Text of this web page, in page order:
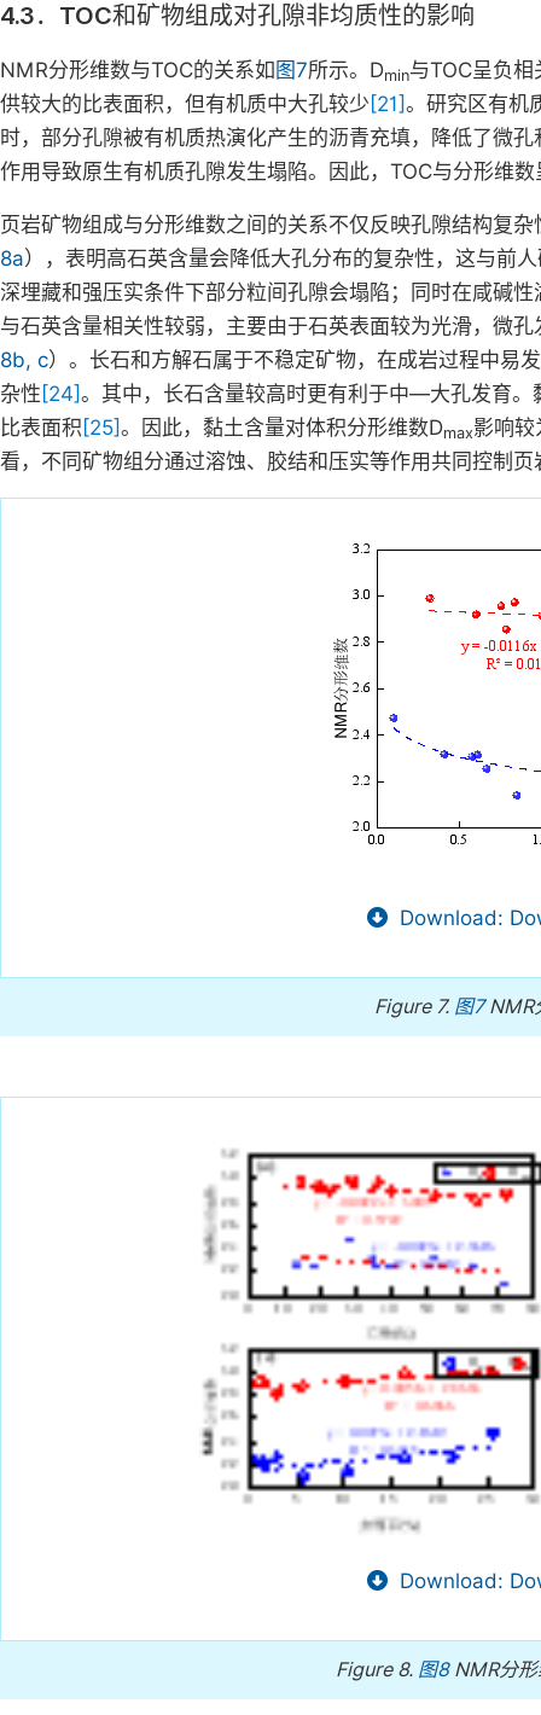
4.3．TOC和矿物组成对孔隙非均质性的影响
NMR分形维数与TOC的关系如 图7所示。Dmin与TOC呈负相
供较大的比表面积，但有机质中大孔较少 [21]。研究区有机
时，部分孔隙被有机质热演化产生的沥青充填，降低了微
作用导致原生有机质孔隙发生塌陷。因此，TOC与分形维
页岩矿物组成与分形维数之间的关系不仅反映孔隙结构复
8a），表明高石英含量会降低大孔分布的复杂性，这与前
深埋藏和强压实条件下部分粒间孔隙会塌陷；同时在咸碱
与石英含量相关性较弱，主要由于石英表面较为光滑，微孔
8b, c）。长石和方解石属于不稳定矿物，在成岩过程中易
杂性 [24]。其中，长石含量较高时更有利于中—大孔发育。
比表面积 [25]。因此，黏土含量对体积分形维数Dmax影响
看，不同矿物组分通过溶蚀、胶结和压实等作用共同控制
Download:
Figure 7. 图7NMR
Download:
Figure 8. 图8NMR分形